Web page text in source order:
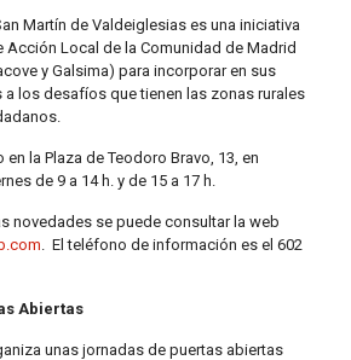
Martín de Valdeiglesias es una iniciativa
Local de la Comunidad de Madrid
y Galsima) para incorporar en sus
los desafíos que tienen las zonas rurales
la Plaza de Teodoro Bravo, 13, en
de 9 a 14 h. y de 15 a 17 h.
novedades se puede consultar la web
. El teléfono de información es el 602
Abiertas
unas jornadas de puertas abiertas